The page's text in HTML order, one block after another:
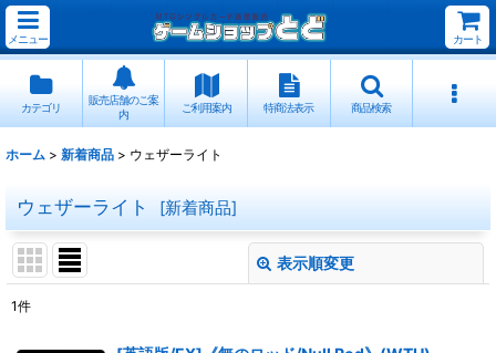
メニュー カート
カテゴリ
販売店舗のご案
内
ご利用案内 特商法表示 商品検索
ホーム > 新着商品 > ウェザーライト
ウェザーライト [新着商品]
表示順変更
1件